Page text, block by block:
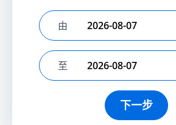
选择开始日期
由
选择结束日期
至
下一步